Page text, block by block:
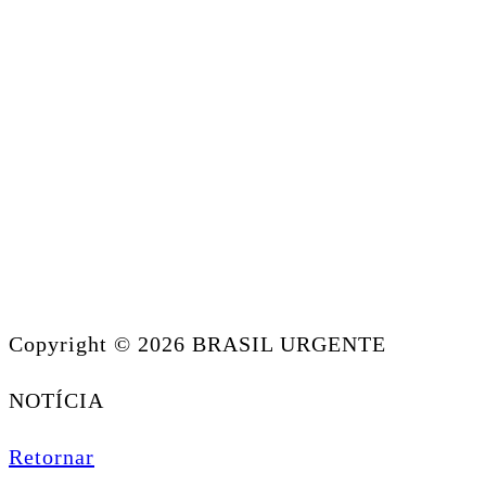
Copyright © 2026 BRASIL URGENTE
NOTÍCIA
Retornar